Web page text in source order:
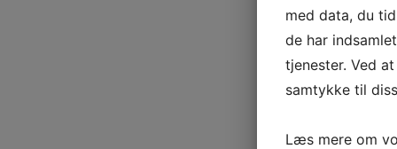
med data, du
de har
tjenester. Ved
samtykke til
Læs mere om